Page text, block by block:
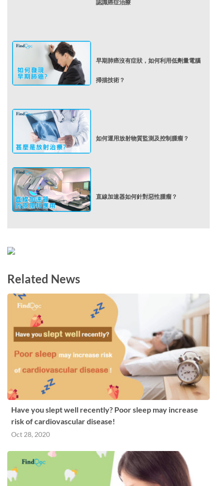
認識癌症治療
早期肺癌沒有症狀，如何利用低劑量電腦
掃描技術？
如何運用放射物質監測及控制腫瘤？
直線加速器如何針對惡性腫瘤？
Related News
Have you slept well recently? Poor sleep may increase
risk of cardiovascular disease!
Oct 28, 2020